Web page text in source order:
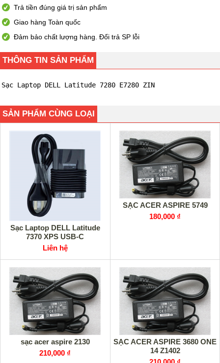
Trả tiền đúng giá trị sản phẩm
Giao hàng Toàn quốc
Đảm bảo chất lượng hàng. Đổi trả SP lỗi
THÔNG TIN SẢN PHẨM
Sạc Laptop DELL Latitude 7280 E7280 ZIN
SẢN PHẨM CÙNG LOẠI
Sạc Laptop DELL Latitude
7370 XPS USB-C
Liên hệ
SẠC ACER ASPIRE 5749
180,000 ₫
sạc acer aspire 2130
210,000 ₫
SẠC ACER ASPIRE 3680 ONE
14 Z1402